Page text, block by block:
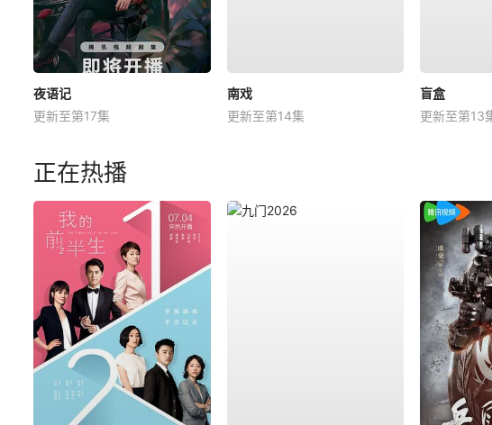
夜语记
更新至第17集
南戏
更新至第14集
盲盒
更新至第13
正在热播